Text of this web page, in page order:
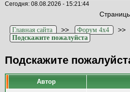
Сегодня: 08.08.2026 - 15:21:44
Главная сайта >> Форум 4x4 >>
Подскажите пожалуйста
Подскажите
Автор